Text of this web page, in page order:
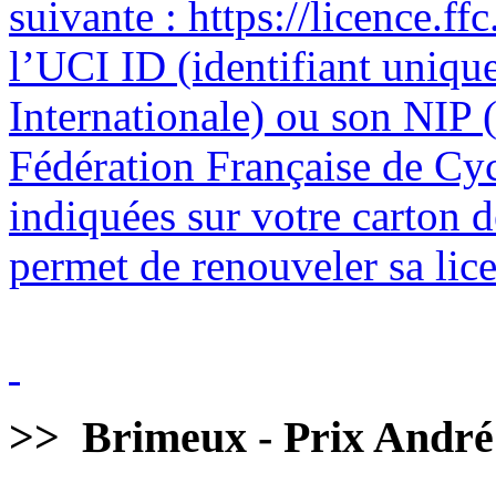
suivante : https://
l’UCI ID (identifiant
Internationale) ou son NIP
Fédération Française de
indiquées sur votre carton
permet de renouveler sa
>> Brimeux - Prix André